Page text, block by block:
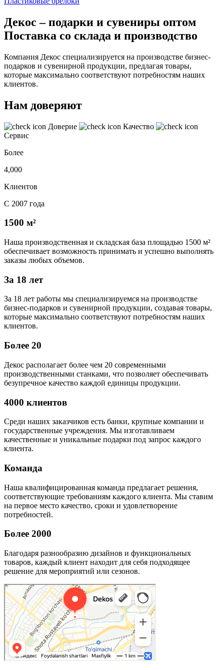
Декос – подарки и сувениры оптом
Поставка со склада и производство
Компания Декос специализируется на производстве бизнес-
подарков и сувенирной продукции, предлагая товары,
которые максимально соответствуют потребностям наших
клиентов.
Нам доверяют
Доверие
Качество
Сервис
Более
4,000
Клиентов
С 2007 года
1500 м²
Наша производственная и складская база площадью 1500 м²
обеспечивает возможность принимать и успешно выполнять
заказы любых объемов.
За 18 лет
За 18 лет работы мы специализируемся на производстве
бизнес-подарков и сувенирной продукции, создавая товары,
которые максимально соответствуют потребностям наших
клиентов.
Более 20
Декос располагает более чем 20 современными
производственными станками, что позволяет обеспечивать
безупречное качество каждой единицы продукции.
4000 клиентов
Среди наших заказчиков есть банки, крупные компании и
государственные учреждения. Мы изготавливаем
качественные и уникальные подарки под запрос каждого
клиента.
Команда
Наша квалифицированная команда предлагает решения,
соответствующие требованиям каждого клиента. Мы ставим
на первое место качество, сроки и удовлетворение
потребностей.
Более 2000
Благодаря разнообразию дизайнов и функциональных
товаров, каждый клиент находит для себя подходящее
решение для мероприятий или сезонов.